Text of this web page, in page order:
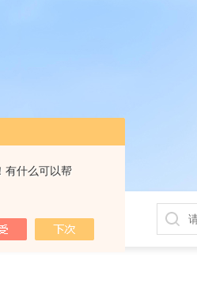
有什么可以帮